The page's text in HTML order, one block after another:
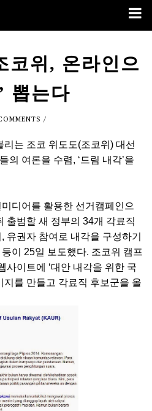
코위, 온라인으
뽑는다
/
리는 조코 위도도(조코위) 대선
의 여론을 수렴, ‘드림 내각’을
디어를 활용한 선거캠페인으
출범할 새 정부의 34개 각료직
유권자 참여로 내각을 구성하기
이 25일 보도했다. 조코위 캠프
사이트에 ‘대안 내각을 위한 국
지를 만들고 각료직 후보군을 올